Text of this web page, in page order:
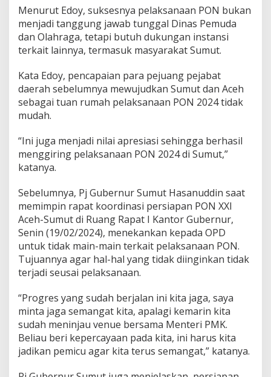
Menurut Edoy, suksesnya pelaksanaan PON bukan
menjadi tanggung jawab tunggal Dinas Pemuda
dan Olahraga, tetapi butuh dukungan instansi
terkait lainnya, termasuk masyarakat Sumut.
Kata Edoy, pencapaian para pejuang pejabat
daerah sebelumnya mewujudkan Sumut dan Aceh
sebagai tuan rumah pelaksanaan PON 2024 tidak
mudah.
“Ini juga menjadi nilai apresiasi sehingga berhasil
menggiring pelaksanaan PON 2024 di Sumut,”
katanya.
Sebelumnya, Pj Gubernur Sumut Hasanuddin saat
memimpin rapat koordinasi persiapan PON XXI
Aceh-Sumut di Ruang Rapat I Kantor Gubernur,
Senin (19/02/2024), menekankan kepada OPD
untuk tidak main-main terkait pelaksanaan PON.
Tujuannya agar hal-hal yang tidak diinginkan tidak
terjadi seusai pelaksanaan.
“Progres yang sudah berjalan ini kita jaga, saya
minta jaga semangat kita, apalagi kemarin kita
sudah meninjau venue bersama Menteri PMK.
Beliau beri kepercayaan pada kita, ini harus kita
jadikan pemicu agar kita terus semangat,” katanya.